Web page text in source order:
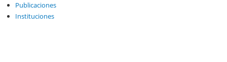
Publicaciones
Instituciones